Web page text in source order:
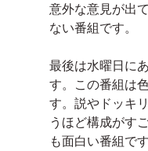
意外な意見が出
ない番組です。
最後は水曜日に
す。この番組は
す。説やドッキ
うほど構成がす
も面白い番組で